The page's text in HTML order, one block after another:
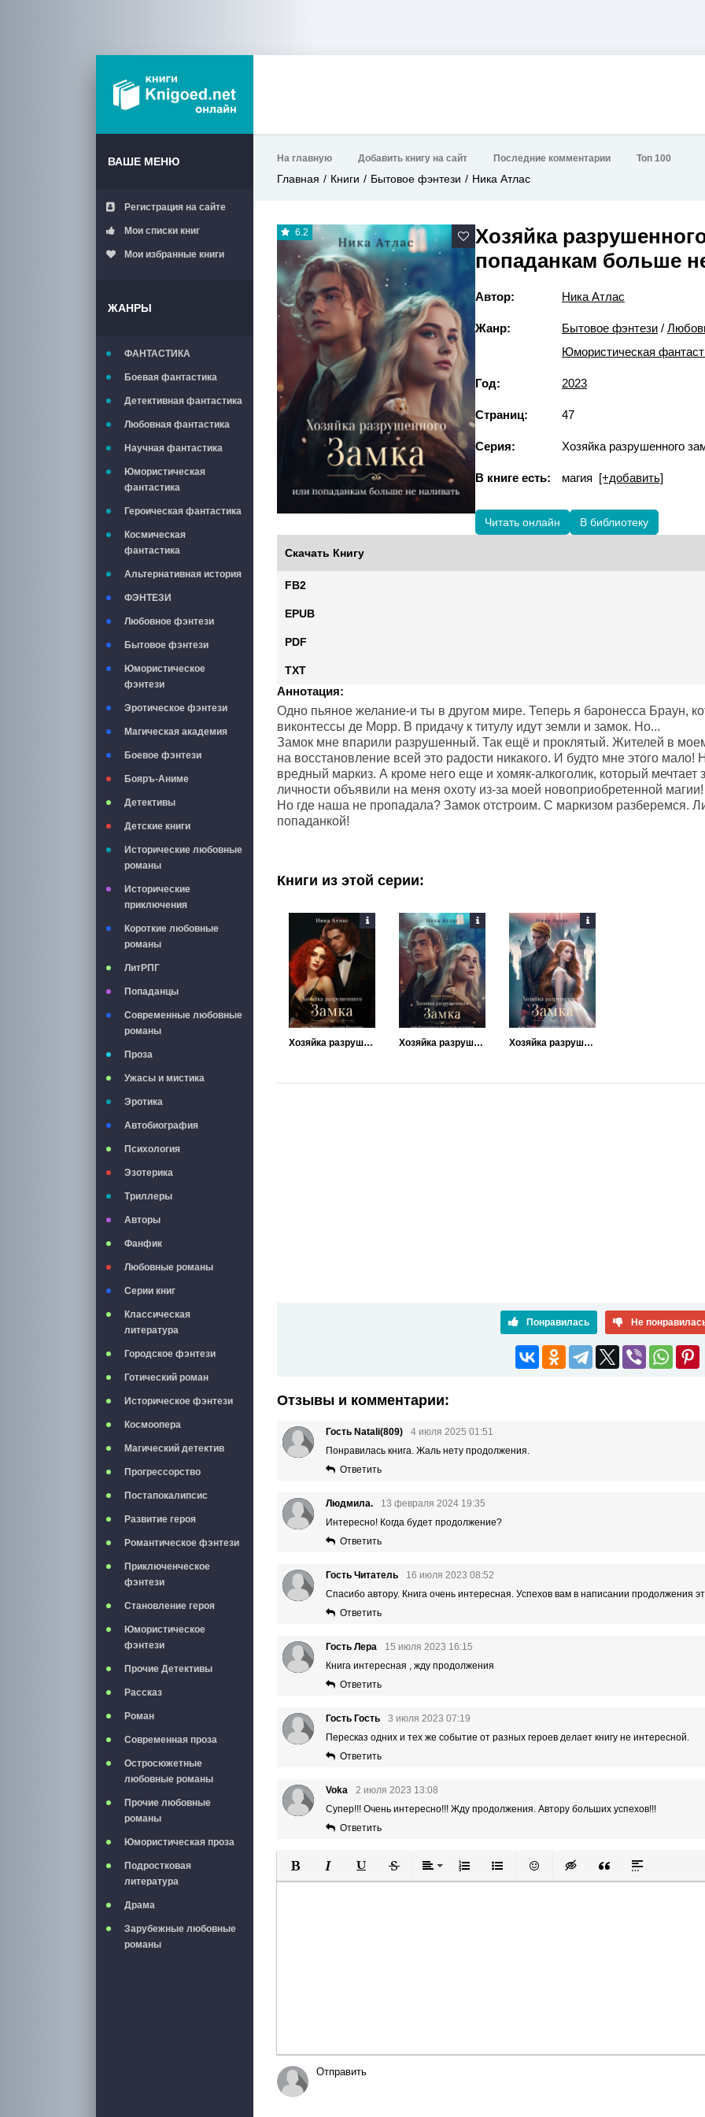
ВАШЕ МЕНЮ
Регистрация на сайте
Мои списки книг
Мои избранные книги
ЖАНРЫ
ФАНТАСТИКА
Боевая фантастика
Детективная фантастика
Любовная фантастика
Научная фантастика
Юмористическая
фантастика
Героическая фантастика
Космическая
фантастика
Альтернативная история
ФЭНТЕЗИ
Любовное фэнтези
Бытовое фэнтези
Юмористическое
фэнтези
Эротическое фэнтези
Магическая академия
Боевое фэнтези
Бояръ-Аниме
Детективы
Детские книги
Исторические любовные
романы
Исторические
приключения
Короткие любовные
романы
ЛитРПГ
Попаданцы
Современные любовные
романы
Проза
Ужасы и мистика
Эротика
Автобиография
Психология
Эзотерика
Триллеры
Авторы
Фанфик
Любовные романы
Серии книг
Классическая
литература
Городское фэнтези
Готический роман
Историческое фэнтези
Космоопера
Магический детектив
Прогрессорство
Постапокалипсис
Развитие героя
Романтическое фэнтези
Приключенческое
фэнтези
Становление героя
Юмористическое
фэнтези
Прочие Детективы
Рассказ
Роман
Современная проза
Остросюжетные
любовные романы
Прочие любовные
романы
Юмористическая проза
Подростковая
литература
Драма
Зарубежные любовные
романы
На главную Добавить книгу на сайт Последние комментарии Топ 100
Главная Книги Бытовое фэнтези Ника Атлас
6.2
Хозяйка
попаданкам больше
Автор: Ника Атлас
Жанр: Бытовое фэнтези /
Юмористическая
Год: 2023
Страниц: 47
Серия: Хозяйка разрушенного
В книге есть: магия [+добавить]
Читать онлайн В библиотеку
Скачать Книгу
FB2
EPUB
PDF
TXT
Аннотация:
Одно пьяное желание-и ты в другом мире. Теперь я баронесса Браун,
виконтессы де Морр. В придачу к титулу идут земли и замок. Но...
Замок мне впарили разрушенный. Так ещё и проклятый. Жителей в
на восстановление всей это радости никакого. И будто мне этого
вредный маркиз. А кроме него еще и хомяк-алкоголик, который мечтает
личности объявили на меня охоту из-за моей новоприобретенной магии!
Но где наша не пропадала? Замок отстроим. С маркизом разберемся.
попаданкой!
Книги из этой серии:
Хозяйка разрушенного замка, или Попаданка против вампира Хозяйка разрушенного замка, или Попаданкам больше не наливать. Книга вторая Хозяйка разрушенного замка, или Попаданка в поисках суженого
Понравилась Не
Отзывы и комментарии:
Гость Natali(809)
4 июля 2025 01:51
Понравилась книга. Жаль нету продолжения.
Ответить
Людмила.
13 февраля 2024 19:35
Интересно! Когда будет продолжение?
Ответить
Гость Читатель
16 июля 2023 08:52
Спасибо автору. Книга очень интересная. Успехов вам в написании продолжения
Ответить
Гость Лера
15 июля 2023 16:15
Книга интересная , жду продолжения
Ответить
Гость Гость
3 июля 2023 07:19
Пересказ одних и тех же событие от разных героев делает книгу не интересной.
Ответить
Voka
2 июля 2023 13:08
Супер!!! Очень интересно!!! Жду продолжения. Автору больших успехов!!!
Ответить
Полужирный
КурсивПодчеркнутый
ЗачеркнутыйВыравнивание
Нумерованный список
Маркированный список
Вставить смайлик
Вставка скрытого текста
Вставка цитаты
Вставка
Отправить